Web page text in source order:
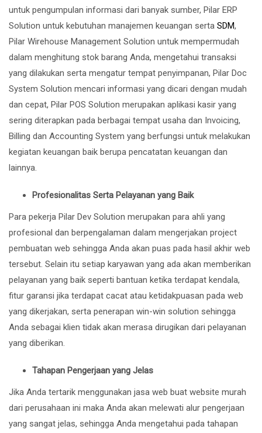
untuk pengumpulan informasi dari banyak sumber, Pilar ERP
Solution untuk kebutuhan manajemen keuangan serta SDM,
Pilar Wirehouse Management Solution untuk mempermudah
dalam menghitung stok barang Anda, mengetahui transaksi
yang dilakukan serta mengatur tempat penyimpanan, Pilar Doc
System Solution mencari informasi yang dicari dengan mudah
dan cepat, Pilar POS Solution merupakan aplikasi kasir yang
sering diterapkan pada berbagai tempat usaha dan Invoicing,
Billing dan Accounting System yang berfungsi untuk melakukan
kegiatan keuangan baik berupa pencatatan keuangan dan
lainnya.
Profesionalitas Serta Pelayanan yang Baik
Para pekerja Pilar Dev Solution merupakan para ahli yang
profesional dan berpengalaman dalam mengerjakan project
pembuatan web sehingga Anda akan puas pada hasil akhir web
tersebut. Selain itu setiap karyawan yang ada akan memberikan
pelayanan yang baik seperti bantuan ketika terdapat kendala,
fitur garansi jika terdapat cacat atau ketidakpuasan pada web
yang dikerjakan, serta penerapan win-win solution sehingga
Anda sebagai klien tidak akan merasa dirugikan dari pelayanan
yang diberikan.
Tahapan Pengerjaan yang Jelas
Jika Anda tertarik menggunakan jasa web buat website murah
dari perusahaan ini maka Anda akan melewati alur pengerjaan
yang sangat jelas, sehingga Anda mengetahui pada tahapan